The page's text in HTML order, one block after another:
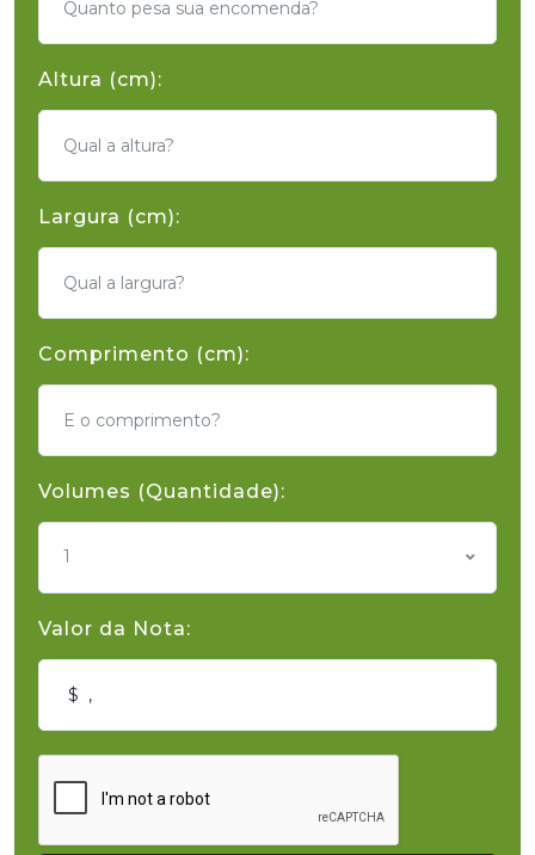
Altura (cm):
Largura (cm):
Comprimento (cm):
Volumes (Quantidade):
1
Valor da Nota: